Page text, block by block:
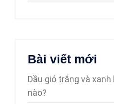
Bài viết mới
Dầu gió trắng và
nào?